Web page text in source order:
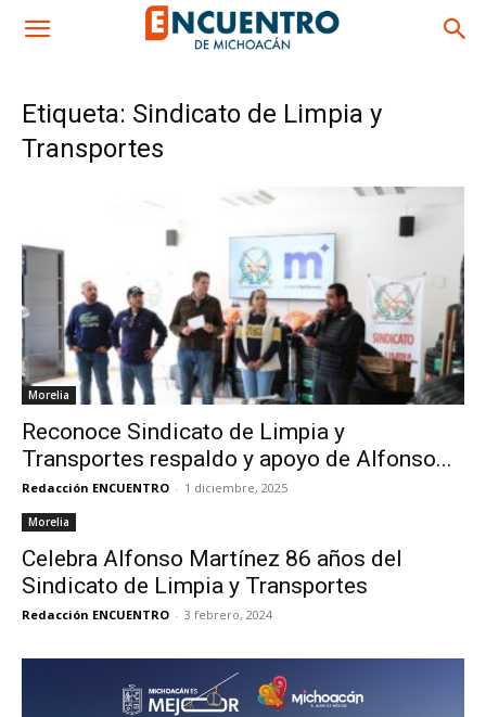
Etiqueta: Sindicato de Limpia y
Transportes
Morelia
Reconoce Sindicato de Limpia y
Transportes respaldo y apoyo de Alfonso...
Redacción ENCUENTRO - 1 diciembre, 2025
Morelia
Celebra Alfonso Martínez 86 años del
Sindicato de Limpia y Transportes
Redacción ENCUENTRO - 3 febrero, 2024